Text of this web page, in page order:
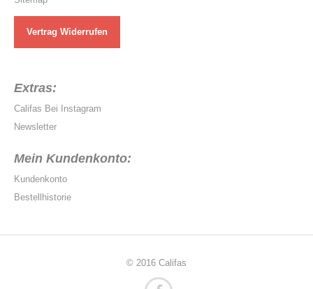
Vertrag Widerrufen
Extras:
Califas Bei Instagram
Newsletter
Mein Kundenkonto:
Kundenkonto
Bestellhistorie
© 2016 Califas